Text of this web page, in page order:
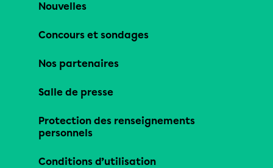
Nouvelles
Concours et sondages
Nos partenaires
Salle de presse
Protection des renseignements
personnels
Conditions d’utilisation